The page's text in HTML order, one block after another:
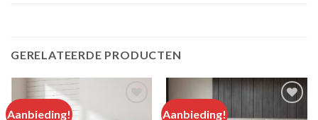
GERELATEERDE PRODUCTEN
Aanbieding! Aanbieding!